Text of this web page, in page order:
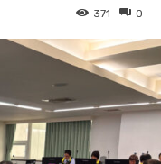
0
371